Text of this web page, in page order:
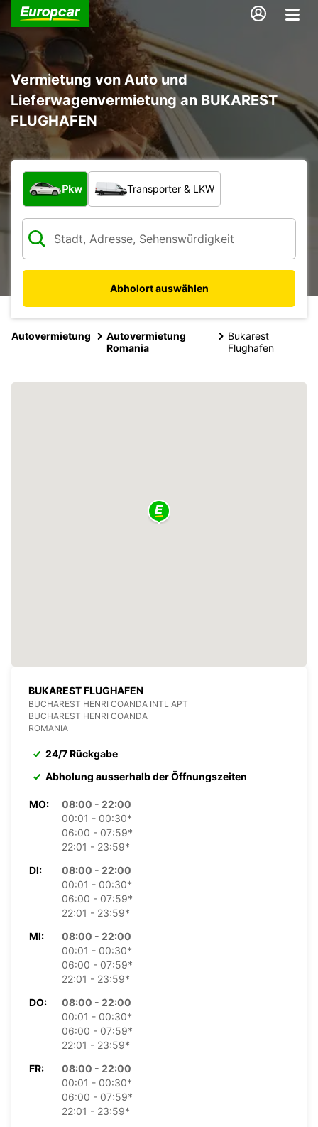
Vermietung von Auto und
Lieferwagenvermietung an BUKAREST
FLUGHAFEN
Welche Art von Fahrzeug?
Pkw Transporter & LKW
Abholort auswählen
Autovermietung
Autovermietung
Romania
Bukarest
Flughafen
BUKAREST FLUGHAFEN
BUCHAREST HENRI COANDA INTL APT
BUCHAREST HENRI COANDA
ROMANIA
24/7 Rückgabe
Abholung ausserhalb der Öffnungszeiten
MO:
08:00 - 22:00
00:01 - 00:30*
06:00 - 07:59*
22:01 - 23:59*
DI:
08:00 - 22:00
00:01 - 00:30*
06:00 - 07:59*
22:01 - 23:59*
MI:
08:00 - 22:00
00:01 - 00:30*
06:00 - 07:59*
22:01 - 23:59*
DO:
08:00 - 22:00
00:01 - 00:30*
06:00 - 07:59*
22:01 - 23:59*
FR:
08:00 - 22:00
00:01 - 00:30*
06:00 - 07:59*
22:01 - 23:59*